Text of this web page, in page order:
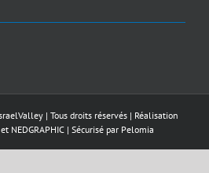
| Tous droits réservés | Réalisation
et NEDGRAPHIC | Sécurisé par Pelomia